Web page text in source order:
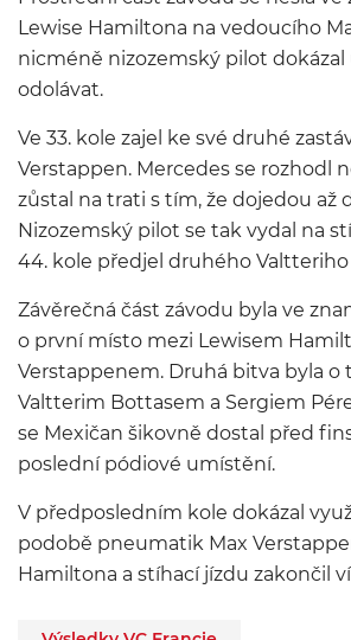
Lewise Hamiltona na vedoucího
nicméně nizozemský pilot
odolávat.
Ve 33. kole zajel ke své druhé
Verstappen. Mercedes se rozhodl
zůstal na trati s tím, že dojedou až
Nizozemský pilot se tak vydal na
44. kole předjel druhého
Závěrečná část závodu byla ve
o první místo mezi Lewisem
Verstappenem. Druhá bitva byla o
Valtterim Bottasem a Sergiem
se Mexičan šikovně dostal před
poslední pódiové umístění.
V předposledním kole dokázal
podobě pneumatik Max
Hamiltona a stíhací jízdu zakončil